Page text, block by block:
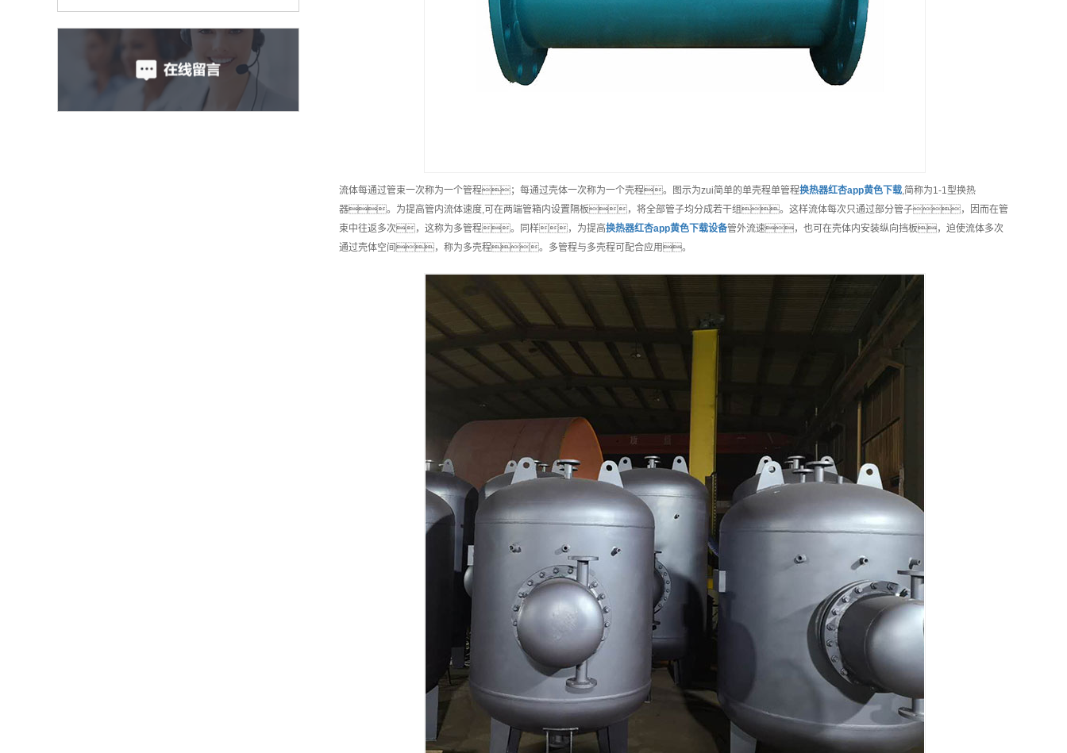
流体每通过管束一次称为一个管程；每通过壳体一次称为一个壳程。图示为zui简单的单壳程单管程换热器红杏app黄色下载,简称为1-1型换热
器。为提高管内流体速度,可在两端管箱内设置隔板，将全部管子均分成若干组。这样流体每次只通过部分管子，因而在管
束中往返多次，这称为多管程。同样，为提高换热器红杏app黄色下载设备管外流速，也可在壳体内安装纵向挡板，迫使流体多次
通过壳体空间，称为多壳程。多管程与多壳程可配合应用。